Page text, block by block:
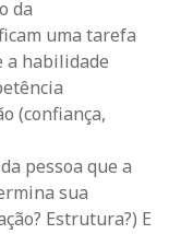
da
uma tarefa
a habilidade
(confiança,
pessoa que a
sua
Estrutura?) E